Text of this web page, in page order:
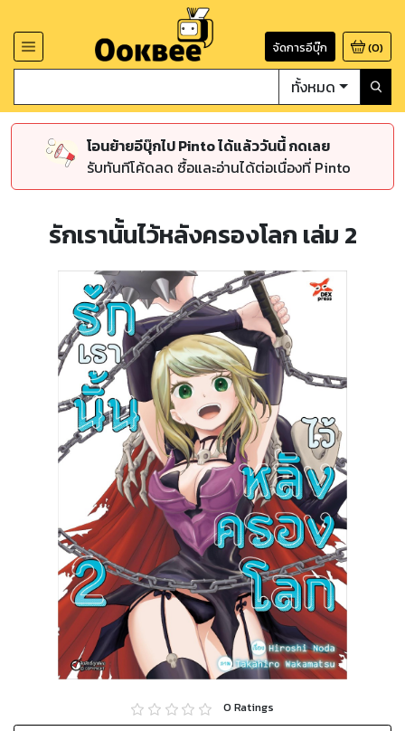
จัดการอีบุ๊ก (0)
ทั้งหมด
โอนย้ายอีบุ๊กไป Pinto ได้แล้ววันนี้ กดเลย
รับทันทีโค้ดลด ซื้อและอ่านได้ต่อเนื่องที่ Pinto
รักเรานั้นไว้หลังครองโลก เล่ม 2
0 Ratings